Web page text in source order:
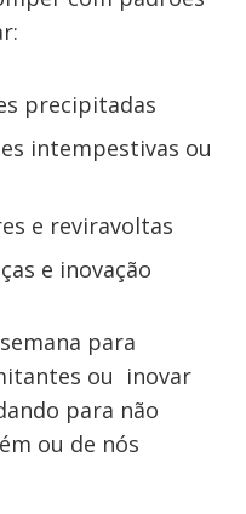
precipitadas
intempestivas ou
e reviravoltas
e inovação
para
ou inovar
para não
ou de nós